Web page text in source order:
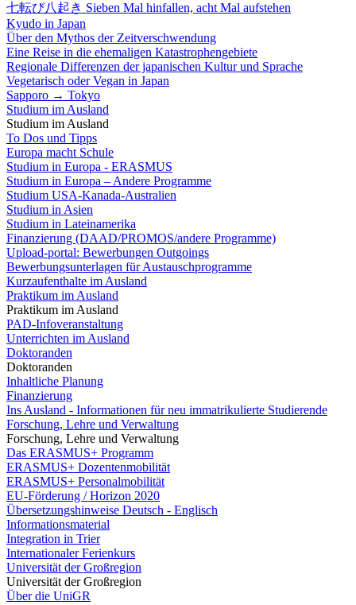
七転び八起き Sieben Mal hinfallen, acht Mal aufstehen
Kyudo in Japan
Über den Mythos der Zeitverschwendung
Eine Reise in die ehemaligen Katastrophengebiete
Regionale Differenzen der japanischen Kultur und Sprache
Vegetarisch oder Vegan in Japan
Sapporo → Tokyo
Studium im Ausland
Studium im Ausland
To Dos und Tipps
Europa macht Schule
Studium in Europa - ERASMUS
Studium in Europa – Andere Programme
Studium USA-Kanada-Australien
Studium in Asien
Studium in Lateinamerika
Finanzierung (DAAD/PROMOS/andere Programme)
Upload-portal: Bewerbungen Outgoings
Bewerbungsunterlagen für Austauschprogramme
Kurzaufenthalte im Ausland
Praktikum im Ausland
Praktikum im Ausland
PAD-Infoveranstaltung
Unterrichten im Ausland
Doktoranden
Doktoranden
Inhaltliche Planung
Finanzierung
Ins Ausland - Informationen für neu immatrikulierte Studierende
Forschung, Lehre und Verwaltung
Forschung, Lehre und Verwaltung
Das ERASMUS+ Programm
ERASMUS+ Dozentenmobilität
ERASMUS+ Personalmobilität
EU-Förderung / Horizon 2020
Übersetzungshinweise Deutsch - Englisch
Informationsmaterial
Integration in Trier
Internationaler Ferienkurs
Universität der Großregion
Universität der Großregion
Über die UniGR